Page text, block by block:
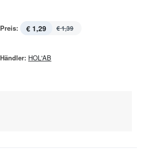
Preis: € 1,29 € 1,39
Händler: HOL'AB